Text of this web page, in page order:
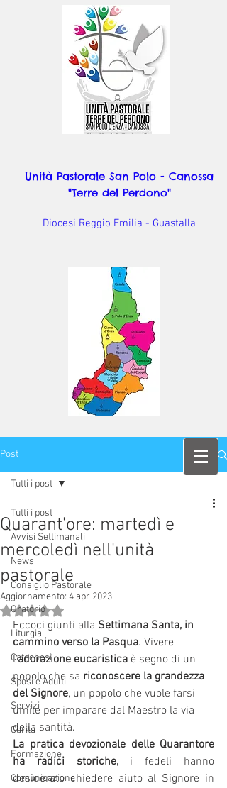
Unità Pastorale San Polo - Canossa
"Terre del Perdono"
Diocesi Reggio Emilia - Guastalla
Post
Tutti i post
Avvisi Settimanali
News
Consiglio Pastorale
Oratorio
Liturgia
Catechesi
Sposi e Adulti
Servizi
Carità
Formazione
Comunicazione
Tutti i post
Quarant'ore: martedì e
mercoledì nell'unità
pastorale
Aggiornamento: 4 apr 2023
Valutazione NaN stelle su 5.
Eccoci giunti alla Settimana Santa, in
cammino verso la Pasqua. Vivere
l’adorazione eucaristica è segno di un
popolo che sa riconoscere la grandezza
del Signore, un popolo che vuole farsi
umile per imparare dal Maestro la via
della santità.
La pratica devozionale delle Quarantore
ha radici storiche, i fedeli hanno
desiderato chiedere aiuto al Signore in